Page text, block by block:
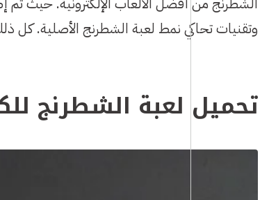
وتقنيات تحاكي نمط لعبة الشطرنج الأصلية. كل
تحميل لعبة الشطرنج